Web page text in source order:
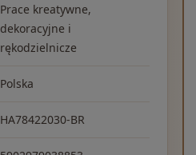
Prace kreatywne,
dekoracyjne i
rękodzielnicze
Polska
HA78422030-BR